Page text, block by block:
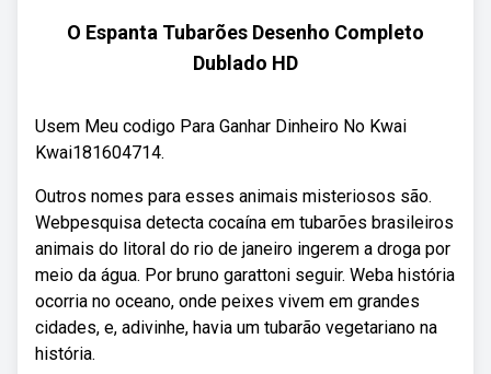
O Espanta Tubarões Desenho Completo
Dublado HD
Usem Meu codigo Para Ganhar Dinheiro No Kwai
Kwai181604714.
Outros nomes para esses animais misteriosos são.
Webpesquisa detecta cocaína em tubarões brasileiros
animais do litoral do rio de janeiro ingerem a droga por
meio da água. Por bruno garattoni seguir. Weba história
ocorria no oceano, onde peixes vivem em grandes
cidades, e, adivinhe, havia um tubarão vegetariano na
história.